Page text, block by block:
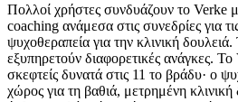
Πολλοί χρήστες συνδυάζουν το
coaching ανάμεσα στις συνεδρίες για
ψυχοθεραπεία για την κλινική
εξυπηρετούν διαφορετικές ανάγκες.
σκεφτείς δυνατά στις 11 το βράδυ· ο
χώρος για τη βαθιά, μετρημένη κλινική